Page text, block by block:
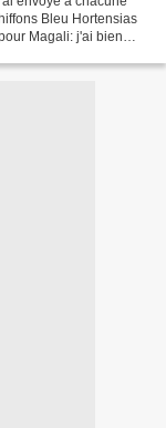
Bleu Hortensias
Magali: j'ai bien